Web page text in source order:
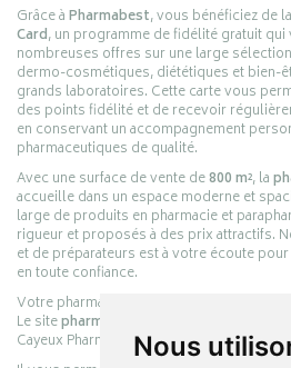
Nous
Grâce àPharmabest, vous bénéficiez de
Card, un programme de fidélité gratuit qui
nombreuses offres sur une large
dermo-cosmétiques, diététiques et bien-
grands laboratoires. Cette carte vous
des points fidélité et de recevoir
en conservant un accompagnement
pharmaceutiques de qualité.
Avec une surface de vente de800 m², la
accueille dans un espace moderne et
large de produits en pharmacie et
rigueur et proposés à des prix attractifs.
et de préparateurs est à votre écoute
en toute confiance.
Votre pharmacie en ligne :
Le sitepharmacie-cayeux.fr
Cayeux Pharmabest Berck-sur-Mer –